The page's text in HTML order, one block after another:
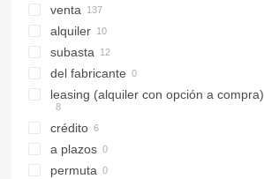
venta
alquiler
subasta
del fabricante
leasing (alquiler con opción a compra)
crédito
a plazos
permuta